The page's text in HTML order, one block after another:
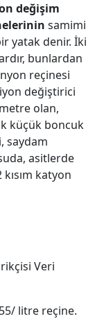
değişim
samimi
yatak denir. İki
bunlardan
reçinesi
değiştirici
olan,
küçük boncuk
saydam
asitlerde
katyon
Veri
litre reçine.